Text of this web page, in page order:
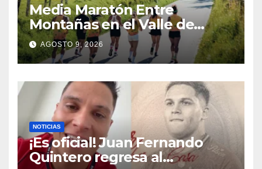
Media Maratón Entre
Montañas en el Valle de
Cocora: Fechas, rutas y todo
sobre la gran fiesta del
running en Salento
AGOSTO 9, 2026
NOTICIAS
¡Es oficial! Juan Fernando
Quintero regresa al